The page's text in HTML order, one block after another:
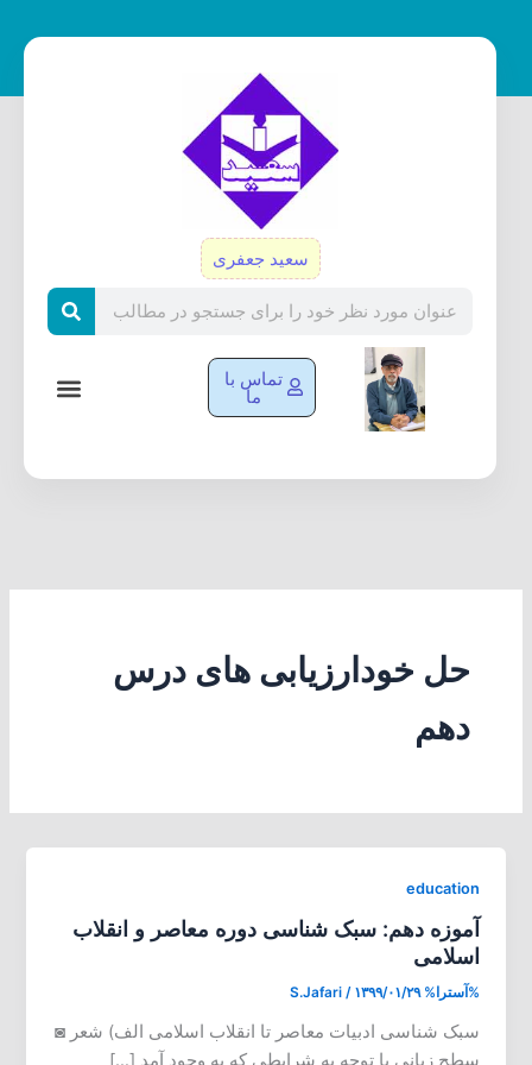
سعید جعفری
تماس با
ما
حل خودارزیابی های درس
دهم
education
آموزه دهم: سبک شناسی دوره معاصر و انقلاب
اسلامی
%آسترا% S.Jafari / ۱۳۹۹/۰۱/۲۹
سبک شناسی ادبیات معاصر تا انقلاب اسلامی الف) شعر ◙
سطح زبانی با توجه به شرایطی که به وجود آمد […]